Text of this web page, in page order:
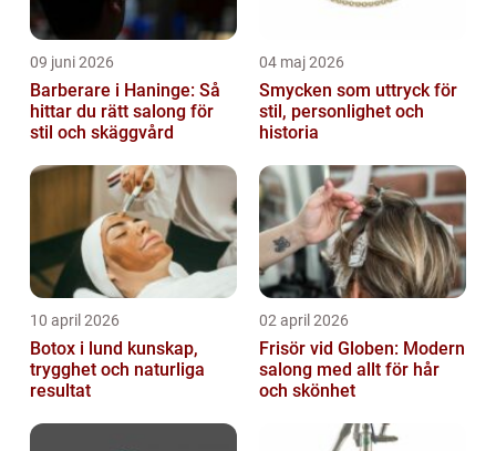
09 juni 2026
Barberare i Haninge: Så
hittar du rätt salong för
stil och skäggvård
04 maj 2026
Smycken som uttryck för
stil, personlighet och
historia
10 april 2026
Botox i lund kunskap,
trygghet och naturliga
resultat
02 april 2026
Frisör vid Globen: Modern
salong med allt för hår
och skönhet